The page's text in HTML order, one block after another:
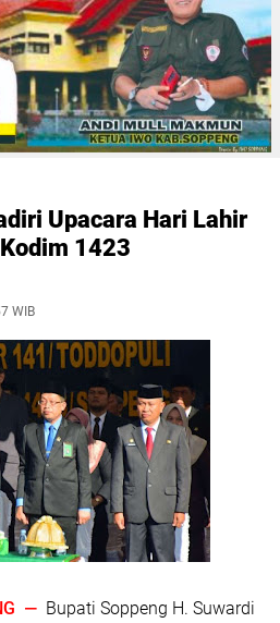
Upacara Hari Lahir
1423
WIB
— Bupati Soppeng H. Suwardi